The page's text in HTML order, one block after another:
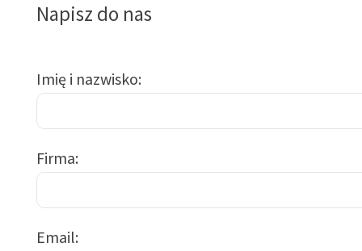
Napisz do nas
Imię i nazwisko
Firma
Email